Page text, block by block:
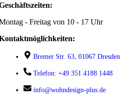
- Freitag von 10 - 17 Uhr
Bremer Str. 63, 01067 Dresden
Telefon: +49 351 4188 1448
info@wohndesign-plus.de